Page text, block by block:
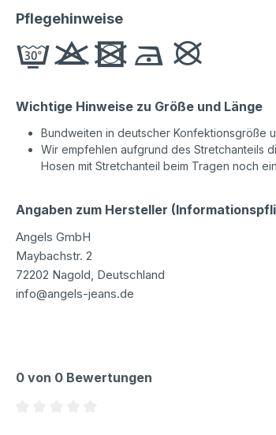
Pflegehinweise
Wichtige Hinweise zu Größe und Länge
Bundweiten in deutscher Konfektionsgröße
Wir empfehlen aufgrund des Stretchanteils
Hosen mit Stretchanteil beim Tragen noch
Angaben zum Hersteller
Angels GmbH
Maybachstr. 2
72202 Nagold, Deutschland
info@angels-jeans.de
0 von 0 Bewertungen